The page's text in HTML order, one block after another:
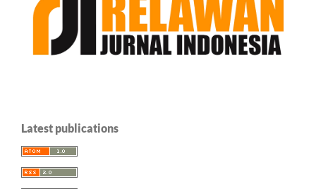
Latest publications